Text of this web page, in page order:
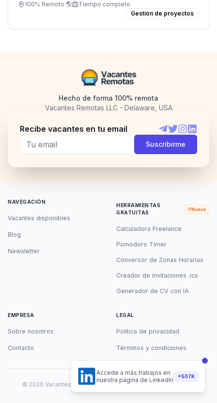
100% Remoto 🌎
Tiempo completo
Gestión de proyectos
Hecho de forma 100% remota
Vacantes Remotas LLC - Delaware, USA
Recibe vacantes en tu email
Telegram
TwitterInstagram
Suscribirme
NAVEGACIÓN
Vacantes disponibles
Blog
Newsletter
HERRAMIENTAS
GRATUITAS
Nuevo
Calculadora Freelance
Pomodoro Timer
Conversor de Zonas Horarias
Creador de invitaciones .ics
Generador de CV con IA
EMPRESA
Sobre nosotros
Contacto
LEGAL
Política de privacidad
Términos y condiciones
© 2026 Vacantes Remotas. Todos los derechos reservados.
Accede a más trabajos en
nuestra página de LinkedIn
+507K